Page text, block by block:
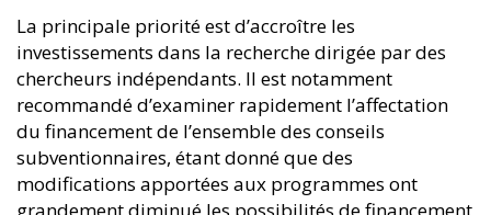
La principale priorité est d’accroître les
investissements dans la recherche dirigée par des
chercheurs indépendants. Il est notamment
recommandé d’examiner rapidement l’affectation
du financement de l’ensemble des conseils
subventionnaires, étant donné que des
modifications apportées aux programmes ont